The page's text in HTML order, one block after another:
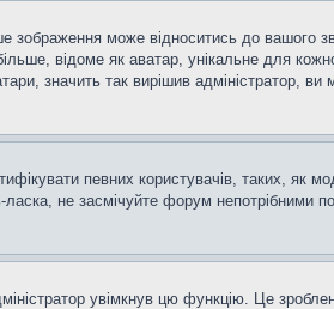
може відноситись до вашого
відоме як аватар, унікальне для
значить так вирішив адміністратор, ви
певних користувачів, таких, як
не засмічуйте форум непотрібними
увімкнув цю функцію. Це